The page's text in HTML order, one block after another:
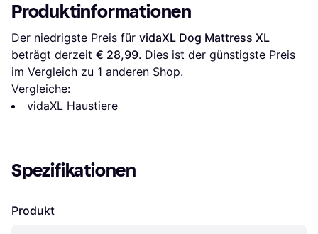
Produktinformationen
Der niedrigste Preis für vidaXL Dog Mattress XL
beträgt derzeit € 28,99. Dies ist der günstigste Preis
im Vergleich zu 1 anderen Shop.
Vergleiche:
vidaXL Haustiere
Spezifikationen
Produkt